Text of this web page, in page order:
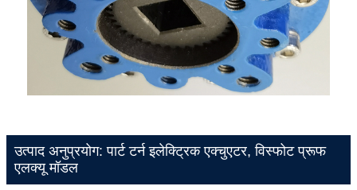
उत्पाद अनुप्रयोग: पार्ट टर्न इलेक्ट्रिक एक्चुएटर, विस्फोट प्रूफ
एलक्यू मॉडल